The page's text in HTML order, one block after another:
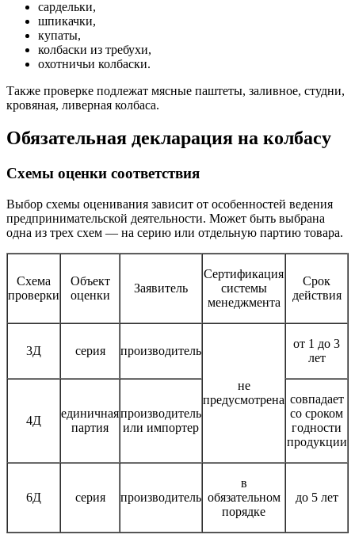
сардельки,
шпикачки,
купаты,
колбаски из требухи,
охотничьи колбаски.
Также проверке подлежат мясные паштеты, заливное, студни,
кровяная, ливерная колбаса.
Обязательная декларация на колбасу
Схемы оценки соответствия
Выбор схемы оценивания зависит от особенностей ведения
предпринимательской деятельности. Может быть выбрана
одна из трех схем — на серию или отдельную партию товара.
Схема
проверки
Объект
оценки
Заявитель
Сертификация
системы
менеджмента
Срок
действия
3Д серия производитель
не
предусмотрена
от 1 до 3
лет
4Д
единичная
партия
производитель
или импортер
совпадает
со сроком
годности
продукции
6Д серия производитель
в
обязательном
порядке
до 5 лет